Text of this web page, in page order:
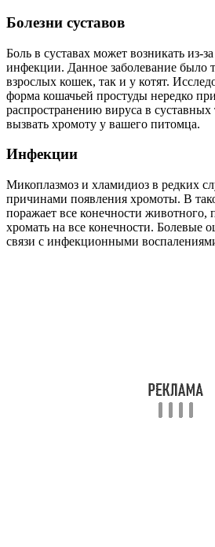
Болезни суставов
Боль в суставах может возникать из-
инфекции. Данное заболевание было
взрослых кошек, так и у котят.
форма кошачьей простуды нередко
распространению вируса в
вызвать хромоту у вашего питомца.
Инфекции
Микоплазмоз и хламидиоз в редких
причинами появления хромоты. В
поражает все конечности животного,
хромать на все конечности. Болевые
связи с инфекционными